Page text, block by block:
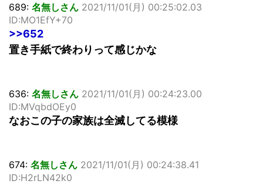
689: 名無しさん 2021/11/01(月) 00:25:02.03
ID:MO1EfY+70
>>652
置き手紙で終わりって感じかな
636: 名無しさん 2021/11/01(月) 00:24:23.00
ID:MVqbdOEy0
なおこの子の家族は全滅してる模様
674: 名無しさん 2021/11/01(月) 00:24:38.41
ID:H2rLN42k0